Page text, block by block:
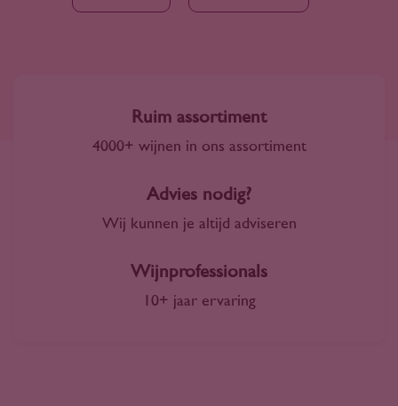
Ruim assortiment
4000+ wijnen in ons assortiment
Advies nodig?
Wij kunnen je altijd adviseren
Wijnprofessionals
10+ jaar ervaring